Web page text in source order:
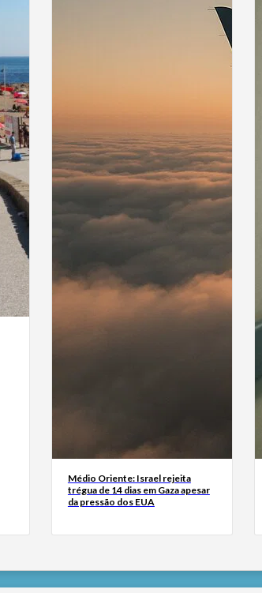
Médio Oriente: Israel rejeita
trégua de 14 dias em Gaza apesar
da pressão dos EUA